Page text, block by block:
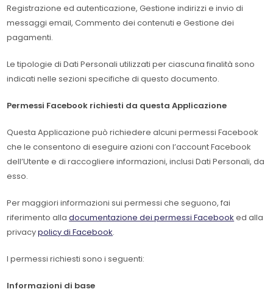
Registrazione ed autenticazione, Gestione indirizzi e invio di
messaggi email, Commento dei contenuti e Gestione dei
pagamenti.
Le tipologie di Dati Personali utilizzati per ciascuna finalità sono
indicati nelle sezioni specifiche di questo documento.
Permessi Facebook richiesti da questa Applicazione
Questa Applicazione può richiedere alcuni permessi Facebook
che le consentono di eseguire azioni con l’account Facebook
dell’Utente e di raccogliere informazioni, inclusi Dati Personali, da
esso.
Per maggiori informazioni sui permessi che seguono, fai
riferimento alladocumentazione dei permessi Facebook ed alla
privacypolicy di Facebook.
I permessi richiesti sono i seguenti:
Informazioni di base